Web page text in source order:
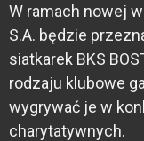
W ramach nowej
S.A. będzie
siatkarek BKS
rodzaju klubowe
wygrywać je w
charytatywnych.